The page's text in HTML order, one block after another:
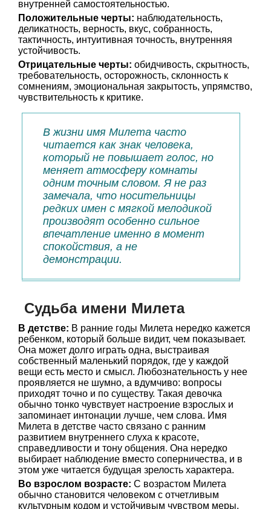
внутренней самостоятельностью.
Положительные черты: наблюдательность,
деликатность, верность, вкус, собранность,
тактичность, интуитивная точность, внутренняя
устойчивость.
Отрицательные черты: обидчивость, скрытность,
требовательность, осторожность, склонность к
сомнениям, эмоциональная закрытость, упрямство,
чувствительность к критике.
В жизни имя Милета часто
читается как знак человека,
который не повышает голос, но
меняет атмосферу комнаты
одним точным словом. Я не раз
замечала, что носительницы
редких имен с мягкой мелодикой
производят особенно сильное
впечатление именно в момент
спокойствия, а не
демонстрации.
Судьба имени Милета
В детстве: В ранние годы Милета нередко кажется
ребенком, который больше видит, чем показывает.
Она может долго играть одна, выстраивая
собственный маленький порядок, где у каждой
вещи есть место и смысл. Любознательность у нее
проявляется не шумно, а вдумчиво: вопросы
приходят точно и по существу. Такая девочка
обычно тонко чувствует настроение взрослых и
запоминает интонации лучше, чем слова. Имя
Милета в детстве часто связано с ранним
развитием внутреннего слуха к красоте,
справедливости и тону общения. Она нередко
выбирает наблюдение вместо соперничества, и в
этом уже читается будущая зрелость характера.
Во взрослом возрасте: С возрастом Милета
обычно становится человеком с отчетливым
культурным кодом и устойчивым чувством меры.